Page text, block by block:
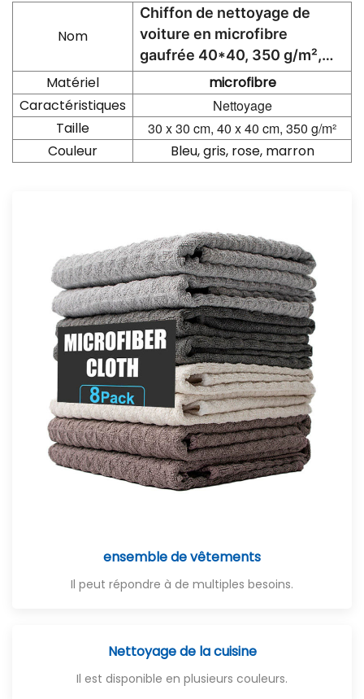
Nom
Chiffon de nettoyage de
voiture en microfibre
gaufrée 40*40, 350 g/m²,
vente en gros
Matériel
microfibre
Caractéristiques
Nettoyage
Taille
30 x 30 cm, 40 x 40 cm, 350 g/m²
Couleur
Bleu, gris, rose, marron
ensemble de vêtements
Il peut répondre à de multiples besoins.
Nettoyage de la cuisine
Il est disponible en plusieurs couleurs.